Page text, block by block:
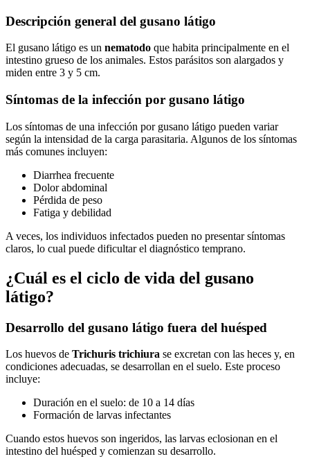
Descripción general del gusano látigo
El gusano látigo es un nematodo que habita principalmente en el
intestino grueso de los animales. Estos parásitos son alargados y
miden entre 3 y 5 cm.
Síntomas de la infección por gusano látigo
Los síntomas de una infección por gusano látigo pueden variar
según la intensidad de la carga parasitaria. Algunos de los síntomas
más comunes incluyen:
Diarrhea frecuente
Dolor abdominal
Pérdida de peso
Fatiga y debilidad
A veces, los individuos infectados pueden no presentar síntomas
claros, lo cual puede dificultar el diagnóstico temprano.
¿Cuál es el ciclo de vida del gusano
látigo?
Desarrollo del gusano látigo fuera del huésped
Los huevos de Trichuris trichiura se excretan con las heces y, en
condiciones adecuadas, se desarrollan en el suelo. Este proceso
incluye:
Duración en el suelo: de 10 a 14 días
Formación de larvas infectantes
Cuando estos huevos son ingeridos, las larvas eclosionan en el
intestino del huésped y comienzan su desarrollo.